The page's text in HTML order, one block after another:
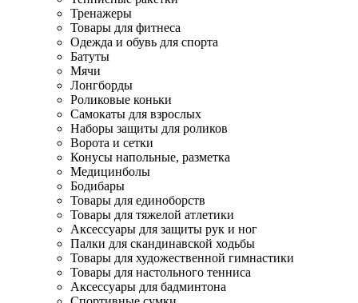
Тренажеры
Товары для фитнеса
Одежда и обувь для спорта
Батуты
Мячи
Лонгборды
Роликовые коньки
Самокаты для взрослых
Наборы защиты для роликов
Ворота и сетки
Конусы напольные, разметка
Медицинболы
Бодибары
Товары для единоборств
Товары для тяжелой атлетики
Аксессуары для защиты рук и ног
Палки для скандинавской ходьбы
Товары для художественной гимнастики
Товары для настольного тенниса
Аксессуары для бадминтона